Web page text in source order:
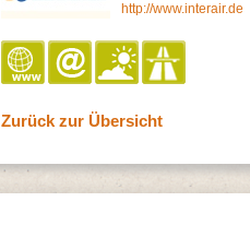
http://www.interair.de
Zurück zur Übersicht